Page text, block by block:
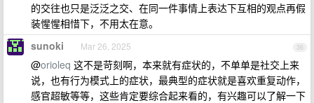
的交往也只是泛泛之交、在同一件事情上表达下互相的观点再假
装惺惺相惜下，不用太在意。
36
sunoki Mar 26, 2025
@orioleq 这不是苛刻啊，本来就有症状的，不单单是社交上来
说，也有行为模式上的症状，最典型的症状就是喜欢重复动作，
感官超敏等等，这些肯定要综合起来看的，有兴趣可以了解一下